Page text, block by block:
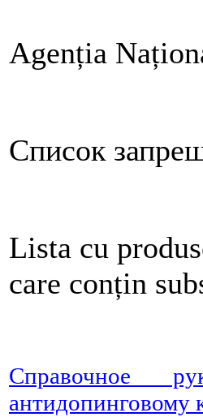
Agenția
Список
Lista cu
care conțin
Справочное
антидопинговому